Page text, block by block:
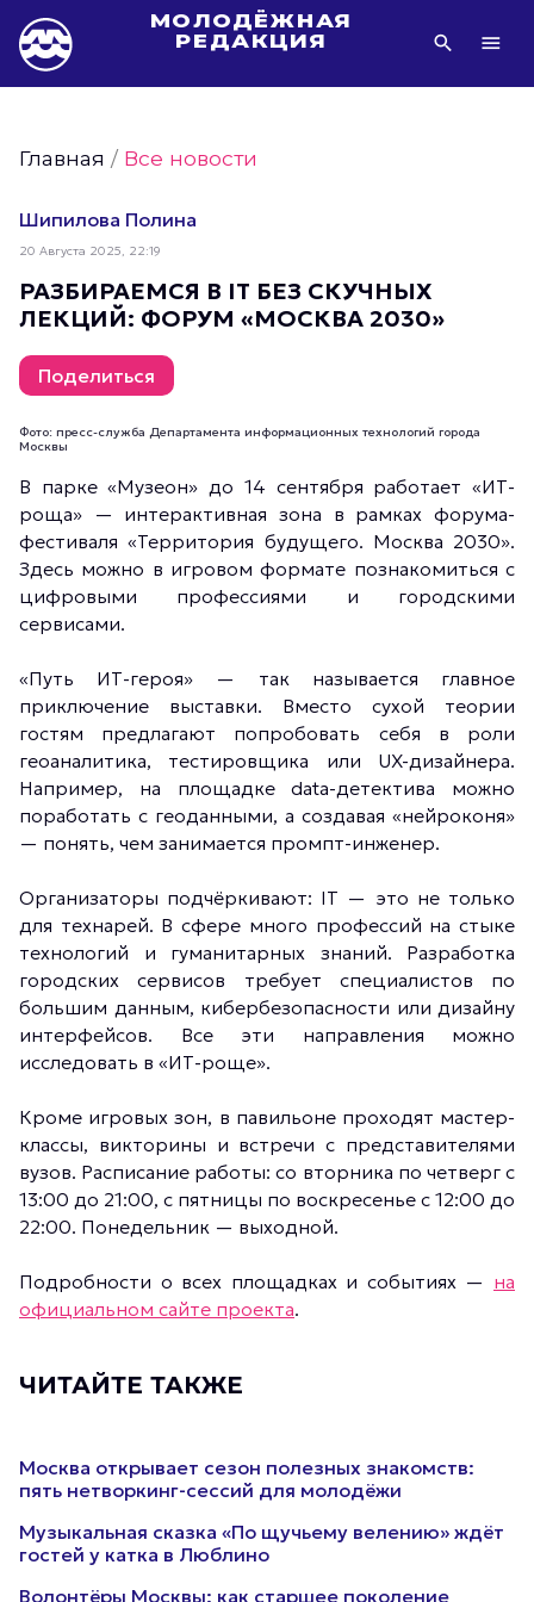
МОЛОДЁЖНАЯ
РЕДАКЦИЯ
Фото Молодёжи Москвы
Фотогалереи Молодёжи Москвы
Статьи Молодёжи Москвы
Молодёжь Москвы культурная
Молодёжь Москвы спортивная
Молодёжь Москвы в движении
Молодёжь Москвы здоровая
Молодёжь Москвы туристическая
Главная /Все новости
Шипилова Полина
20 Августа 2025, 22:19
РАЗБИРАЕМСЯ В IT БЕЗ СКУЧНЫХ
ЛЕКЦИЙ: ФОРУМ «МОСКВА 2030»
Поделиться
Фото: пресс-служба Департамента информационных технологий города
Москвы
В парке «Музеон» до 14 сентября работает «ИТ-
роща» — интерактивная зона в рамках форума-
фестиваля «Территория будущего. Москва 2030».
Здесь можно в игровом формате познакомиться с
цифровыми профессиями и городскими
сервисами.
«Путь ИТ-героя» — так называется главное
приключение выставки. Вместо сухой теории
гостям предлагают попробовать себя в роли
геоаналитика, тестировщика или UX-дизайнера.
Например, на площадке data-детектива можно
поработать с геоданными, а создавая «нейроконя»
— понять, чем занимается промпт-инженер.
Организаторы подчёркивают: IT — это не только
для технарей. В сфере много профессий на стыке
технологий и гуманитарных знаний. Разработка
городских сервисов требует специалистов по
большим данным, кибербезопасности или дизайну
интерфейсов. Все эти направления можно
исследовать в «ИТ-роще».
Кроме игровых зон, в павильоне проходят мастер-
классы, викторины и встречи с представителями
вузов. Расписание работы: со вторника по четверг с
13:00 до 21:00, с пятницы по воскресенье с 12:00 до
22:00. Понедельник — выходной.
Подробности о всех площадках и событиях — на
официальном сайте проекта.
ЧИТАЙТЕ ТАКЖЕ
Москва открывает сезон полезных знакомств:
пять нетворкинг-сессий для молодёжи
Музыкальная сказка «По щучьему велению» ждёт
гостей у катка в Люблино
Волонтёры Москвы: как старшее поколение